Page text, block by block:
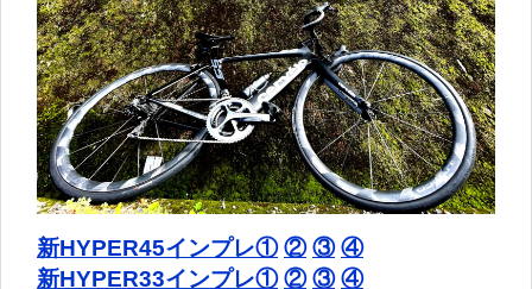
新HYPER45インプレ① ② ③ ④
新HYPER33インプレ① ② ③ ④